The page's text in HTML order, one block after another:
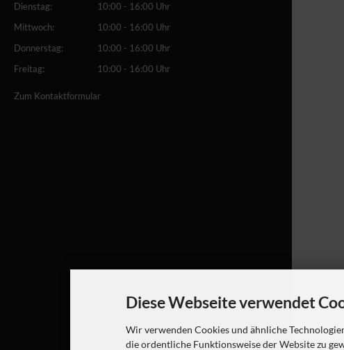
Dienstag:
10:00 - 16:00 Uhr
Mittwoch:
10:00 - 16:00 Uhr
Donnerstag:
10:00 - 16:00 Uhr
Freitag:
10:00 - 16:00 Uhr
Zum Kontaktformular
Diese Webseite verwendet
Wir verwenden Cookies und ähnliche
die ordentliche Funktionsweise der Website zu